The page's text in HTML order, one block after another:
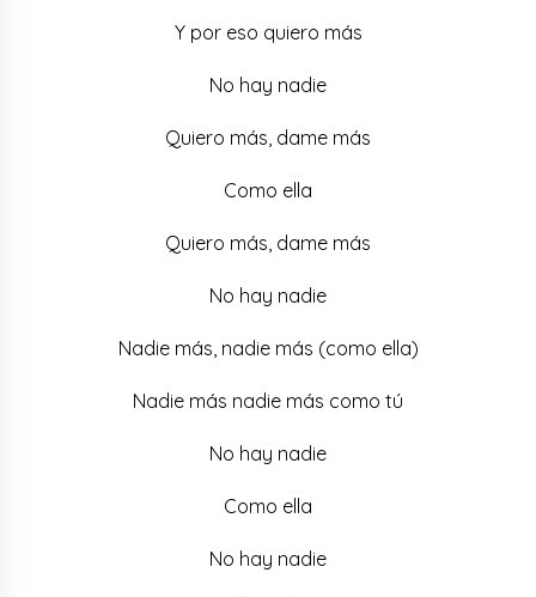
Y por eso quiero más
No hay nadie
Quiero más, dame más
Como ella
Quiero más, dame más
No hay nadie
Nadie más, nadie más (como ella)
Nadie más nadie más como tú
No hay nadie
Como ella
No hay nadie